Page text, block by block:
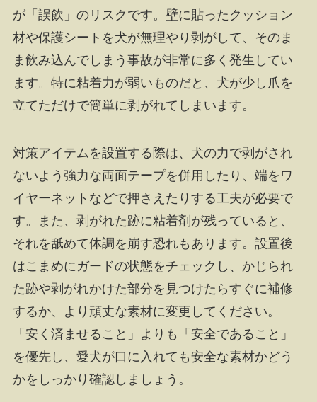
が「誤飲」のリスクです。壁に貼ったクッション
材や保護シートを犬が無理やり剥がして、そのま
ま飲み込んでしまう事故が非常に多く発生してい
ます。特に粘着力が弱いものだと、犬が少し爪を
立てただけで簡単に剥がれてしまいます。
対策アイテムを設置する際は、犬の力で剥がされ
ないよう強力な両面テープを併用したり、端をワ
イヤーネットなどで押さえたりする工夫が必要で
す。また、剥がれた跡に粘着剤が残っていると、
それを舐めて体調を崩す恐れもあります。設置後
はこまめにガードの状態をチェックし、かじられ
た跡や剥がれかけた部分を見つけたらすぐに補修
するか、より頑丈な素材に変更してください。
「安く済ませること」よりも「安全であること」
を優先し、愛犬が口に入れても安全な素材かどう
かをしっかり確認しましょう。